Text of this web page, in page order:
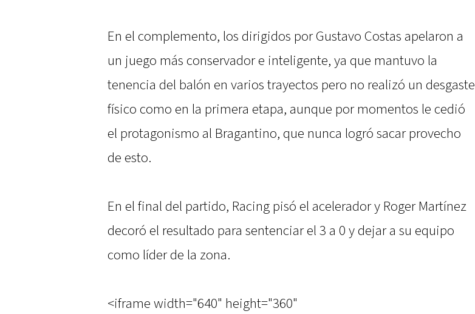
En el complemento, los dirigidos por Gustavo Costas apelaron a
un juego más conservador e inteligente, ya que mantuvo la
tenencia del balón en varios trayectos pero no realizó un desgaste
físico como en la primera etapa, aunque por momentos le cedió
el protagonismo al Bragantino, que nunca logró sacar provecho
de esto.
En el final del partido, Racing pisó el acelerador y Roger Martínez
decoró el resultado para sentenciar el 3 a 0 y dejar a su equipo
como líder de la zona.
<iframe width="640" height="360"